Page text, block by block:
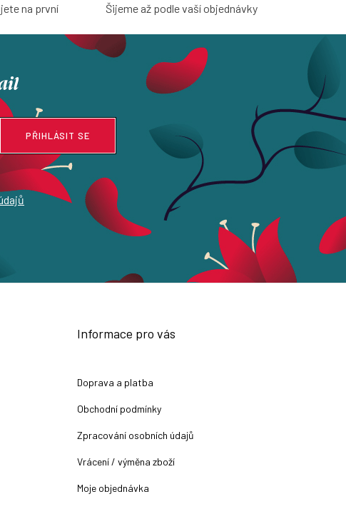
na první
Šijeme až podle vaší objednávky
PŘIHLÁSIT SE
Informace pro vás
Doprava a platba
Obchodní podmínky
Zpracování osobních údajů
Vrácení / výměna zboží
Moje objednávka